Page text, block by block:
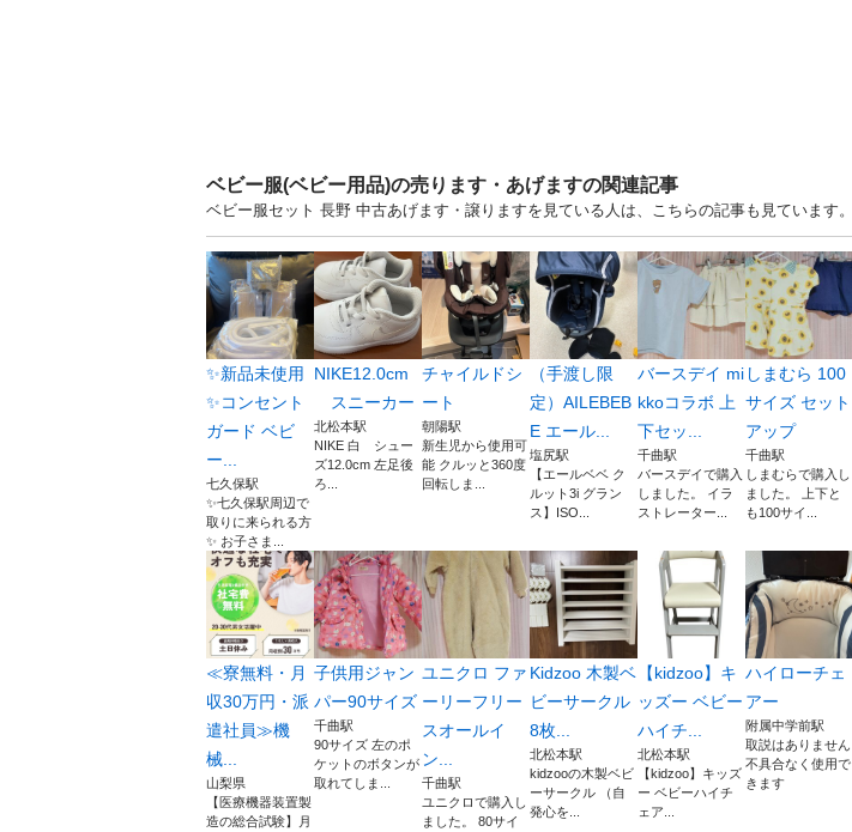
ベビー服(ベビー用品)の売ります・あげますの関連記事
ベビー服セット 長野 中古あげます・譲りますを見ている人は、こちらの記事も見ています。
✨新品未使用
✨コンセント
ガード ベビ
ー...
七久保駅
✨七久保駅周辺で
取りに来られる方
✨ お子さま...
NIKE12.0cm
スニーカー
北松本駅
NIKE 白 シュー
ズ12.0cm 左足後
ろ...
チャイルドシ
ート
朝陽駅
新生児から使用可
能 クルッと360度
回転しま...
（手渡し限
定）AILEBEB
E エール...
塩尻駅
【エールベベ ク
ルット3i グラン
ス】ISO...
バースデイ mi
kkoコラボ 上
下セッ...
千曲駅
バースデイで購入
しました。 イラ
ストレーター...
しまむら 100
サイズ セット
アップ
千曲駅
しまむらで購入し
ました。 上下と
も100サイ...
≪寮無料・月
収30万円・派
遣社員≫機
械...
山梨県
【医療機器装置製
造の総合試験】月
子供用ジャン
パー90サイズ
千曲駅
90サイズ 左のポ
ケットのボタンが
取れてしま...
ユニクロ ファ
ーリーフリー
スオールイ
ン...
千曲駅
ユニクロで購入し
ました。 80サイ
Kidzoo 木製ベ
ビーサークル
8枚...
北松本駅
kidzooの木製ベビ
ーサークル （自
発心を...
【kidzoo】キ
ッズー ベビー
ハイチ...
北松本駅
【kidzoo】キッズ
ー ベビーハイチ
ェア...
ハイローチェ
アー
附属中学前駅
取説はありません
不具合なく使用で
きます